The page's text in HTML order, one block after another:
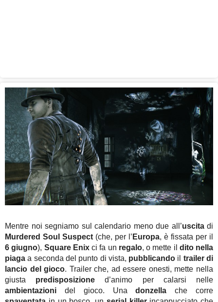
Mentre noi segniamo sul calendario meno due all’uscitadi
Murdered Soul Suspect (che, per l’ Europa, è fissata per il
6 giugno), Square Enixci fa un regalo, o mette il dito nella
piaga a seconda del punto di vista, pubblicando il trailer di
lancio del gioco. Trailer che, ad essere onesti, mette nella
giusta predisposizione d’animo per calarsi nelle
ambientazioni del gioco. Unadonzella che corre